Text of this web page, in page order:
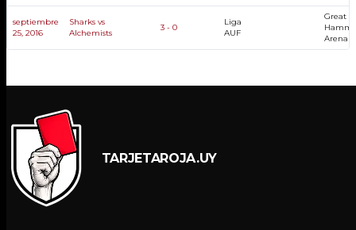
septiembre
25, 2016
Sharks vs
Alchemists
3 - 0
Liga
AUF
Great
Arena
TARJETAROJA.UY